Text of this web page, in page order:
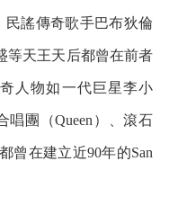
民謠傳奇歌手巴布狄倫
等天王天后都曾在前者
人物如一代巨星李小
唱團（Queen）、滾石
曾在建立近90年的San